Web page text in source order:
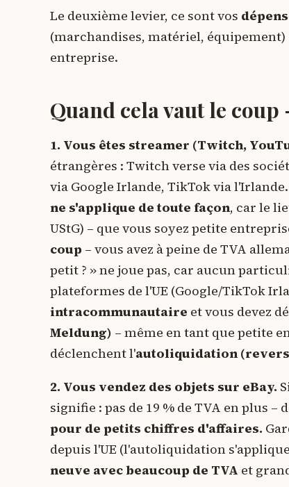
Le deuxième levier, ce sont vos
(marchandises, matériel,
entreprise.
Quand cela vaut le coup
1. Vous êtes streamer (Twitch,
étrangères : Twitch verse via des
via Google Irlande, TikTok via
ne s'applique de toute façon, car le
UStG) – que vous soyez petite
coup – vous avez à peine de TVA
petit ? » ne joue pas, car aucun
plateformes de l'UE (Google/TikTok
intracommunautaire et vous devez
Meldung) – même en tant que petite
déclenchent l'autoliquidation
2. Vous vendez des objets sur eBay.
signifie : pas de 19 % de TVA en plus
pour de petits chiffres d'affaires.
depuis l'UE (l'autoliquidation
neuve avec beaucoup de TVA et